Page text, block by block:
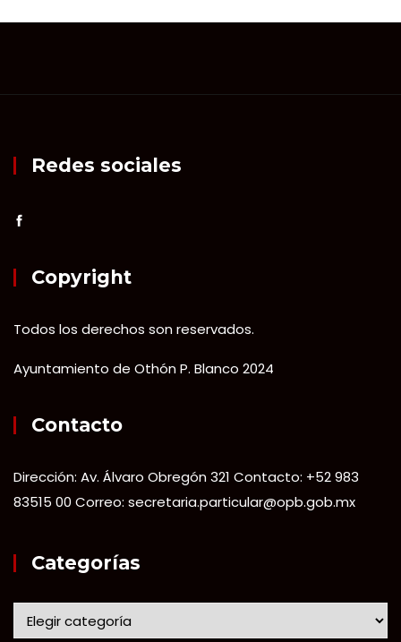
Redes sociales
Copyright
Todos los derechos son reservados.
Ayuntamiento de Othón P. Blanco 2024
Contacto
Dirección: Av. Álvaro Obregón 321 Contacto: +52 983
83515 00 Correo: secretaria.particular@opb.gob.mx
Categorías